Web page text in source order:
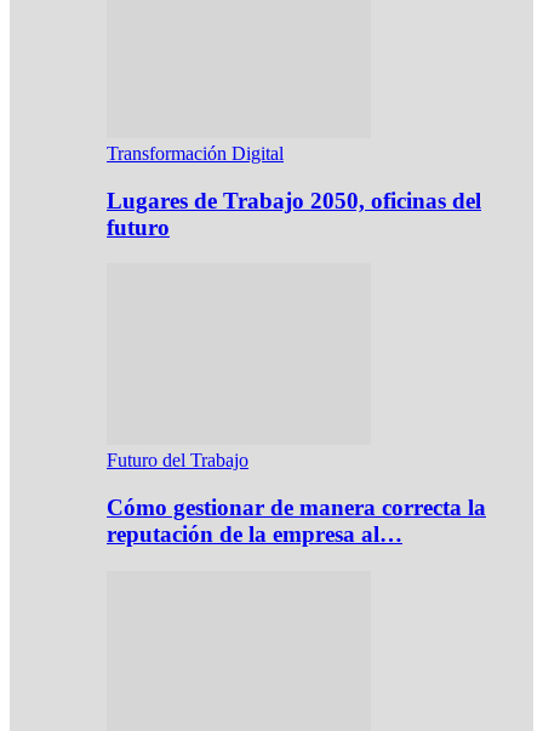
Transformación Digital
Lugares de Trabajo 2050, oficinas del
futuro
Futuro del Trabajo
Cómo gestionar de manera correcta la
reputación de la empresa al…